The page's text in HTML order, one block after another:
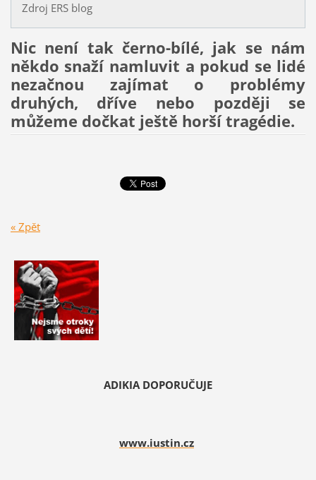
Zdroj ERS blog
Nic není tak černo-bílé, jak se nám
někdo snaží namluvit a pokud se lidé
nezačnou zajímat o problémy
druhých, dříve nebo později se
můžeme dočkat ještě horší tragédie.
« Zpět
ADIKIA DOPORUČUJE
www.iustin.cz